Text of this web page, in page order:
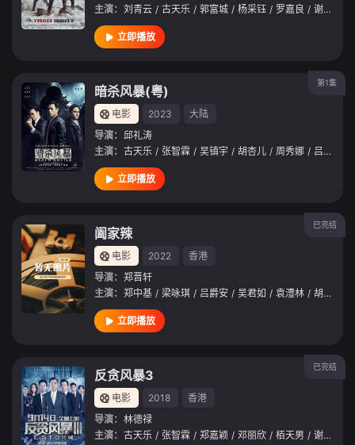
主演： 刘青云 / 古天乐 / 郭富城 / 杨采钰 / 罗嘉良 / 谢君豪
立即播放
第1集
暗杀风暴(粤)
电影 2023
大陆
导演： 邱礼涛
主演： 古天乐 / 张智霖 / 吴镇宇 / 胡杏儿 / 周秀娜 / 吕良伟
立即播放
已完结
阖家辣
电影 2022
香港
导演： 郑晋轩
主演： 郑中基 / 梁咏琪 / 吕爵安 / 吴君如 / 袁澧林 / 胡子彤
立即播放
已完结
反贪风暴3
电影 2018
香港
导演： 林德禄
主演： 古天乐 / 张智霖 / 郑嘉颖 / 邓丽欣 / 栢天男 / 谢天华